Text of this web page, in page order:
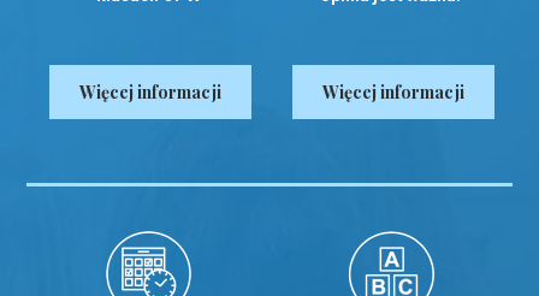
Więcej informacji Więcej informacji